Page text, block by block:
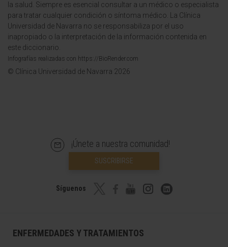
la salud. Siempre es esencial consultar a un médico o especialista
para tratar cualquier condición o síntoma médico. La Clínica
Universidad de Navarra no se responsabiliza por el uso
inapropiado o la interpretación de la información contenida en
este diccionario.
Infografías realizadas con https://BioRender.com
© Clínica Universidad de Navarra 2026
¡Únete a nuestra comunidad!
SUSCRIBIRSE
Síguenos
ENFERMEDADES Y TRATAMIENTOS